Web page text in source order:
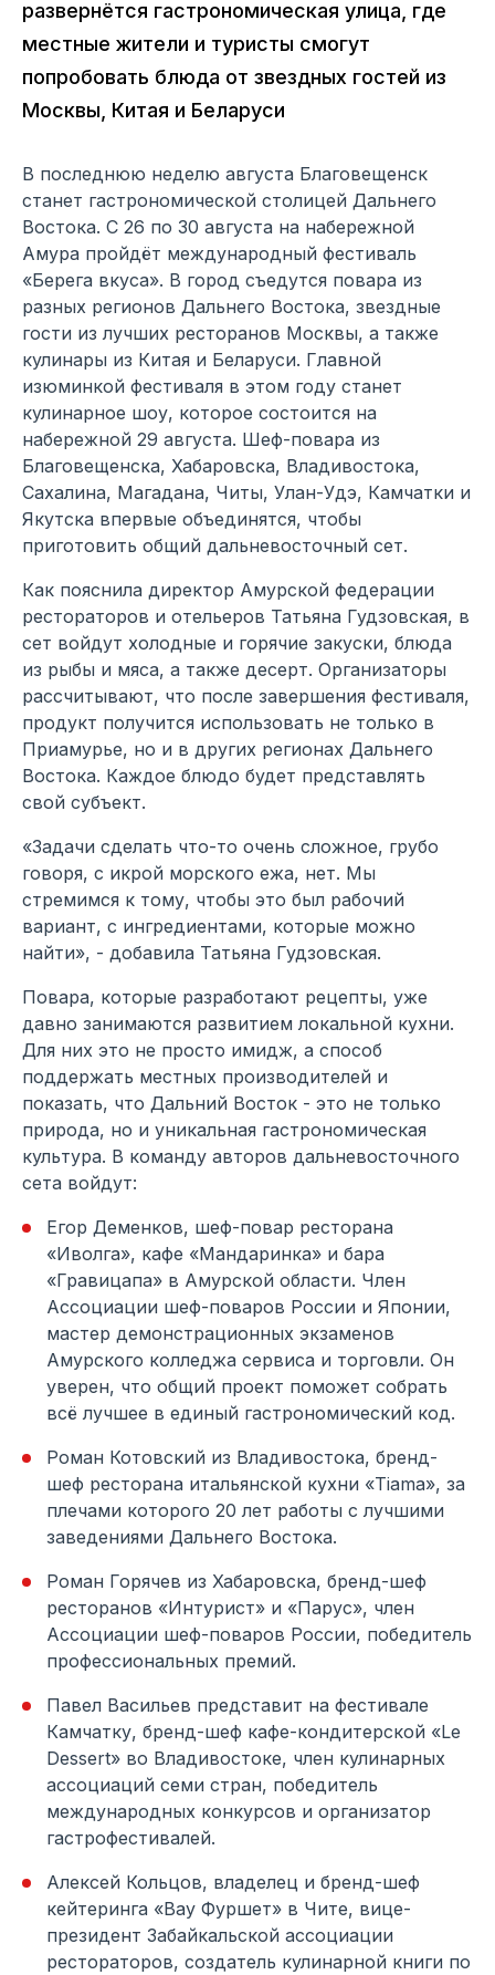
развернётся гастрономическая улица, где
местные жители и туристы смогут
попробовать блюда от звездных гостей из
Москвы, Китая и Беларуси
В последнюю неделю августа Благовещенск
станет гастрономической столицей Дальнего
Востока. С 26 по 30 августа на набережной
Амура пройдёт международный фестиваль
«Берега вкуса». В город съедутся повара из
разных регионов Дальнего Востока, звездные
гости из лучших ресторанов Москвы, а также
кулинары из Китая и Беларуси. Главной
изюминкой фестиваля в этом году станет
кулинарное шоу, которое состоится на
набережной 29 августа. Шеф-повара из
Благовещенска, Хабаровска, Владивостока,
Сахалина, Магадана, Читы, Улан-Удэ, Камчатки и
Якутска впервые объединятся, чтобы
приготовить общий дальневосточный сет.
Как пояснила директор Амурской федерации
рестораторов и отельеров Татьяна Гудзовская, в
сет войдут холодные и горячие закуски, блюда
из рыбы и мяса, а также десерт. Организаторы
рассчитывают, что после завершения фестиваля,
продукт получится использовать не только в
Приамурье, но и в других регионах Дальнего
Востока. Каждое блюдо будет представлять
свой субъект.
«Задачи сделать что-то очень сложное, грубо
говоря, с икрой морского ежа, нет. Мы
стремимся к тому, чтобы это был рабочий
вариант, с ингредиентами, которые можно
найти», - добавила Татьяна Гудзовская.
Повара, которые разработают рецепты, уже
давно занимаются развитием локальной кухни.
Для них это не просто имидж, а способ
поддержать местных производителей и
показать, что Дальний Восток - это не только
природа, но и уникальная гастрономическая
культура. В команду авторов дальневосточного
сета войдут:
Егор Деменков, шеф-повар ресторана
«Иволга», кафе «Мандаринка» и бара
«Гравицапа» в Амурской области. Член
Ассоциации шеф-поваров России и Японии,
мастер демонстрационных экзаменов
Амурского колледжа сервиса и торговли. Он
уверен, что общий проект поможет собрать
всё лучшее в единый гастрономический код.
Роман Котовский из Владивостока, бренд-
шеф ресторана итальянской кухни «Tiama», за
плечами которого 20 лет работы с лучшими
заведениями Дальнего Востока.
Роман Горячев из Хабаровска, бренд-шеф
ресторанов «Интурист» и «Парус», член
Ассоциации шеф-поваров России, победитель
профессиональных премий.
Павел Васильев представит на фестивале
Камчатку, бренд-шеф кафе-кондитерской «Le
Dessert» во Владивостоке, член кулинарных
ассоциаций семи стран, победитель
международных конкурсов и организатор
гастрофестивалей.
Алексей Кольцов, владелец и бренд-шеф
кейтеринга «Вау Фуршет» в Чите, вице-
президент Забайкальской ассоциации
рестораторов, создатель кулинарной книги по